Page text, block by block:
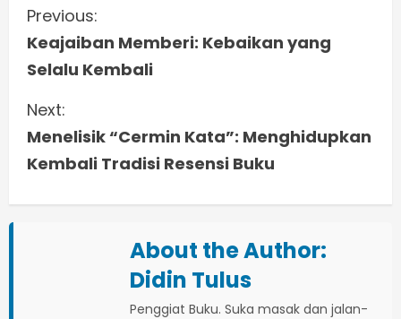
C
o
n
t
i
n
Previous:
Keajaiban Memberi: Kebaikan yang
Selalu Kembali
Next:
Menelisik “Cermin Kata”: Menghidupkan
Kembali Tradisi Resensi Buku
About the Author:
Didin Tulus
Penggiat Buku. Suka masak dan jalan-